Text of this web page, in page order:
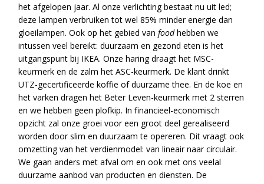
het afgelopen jaar. Al onze verlichting bestaat nu uit led;
deze lampen verbruiken tot wel 85% minder energie dan
gloeilampen. Ook op het gebied vanfoodhebben we
intussen veel bereikt: duurzaam en gezond eten is het
uitgangspunt bij IKEA. Onze haring draagt het MSC-
keurmerk en de zalm het ASC-keurmerk. De klant drinkt
UTZ-gecertificeerde koffie of duurzame thee. En de koe en
het varken dragen het Beter Leven-keurmerk met 2 sterren
en we hebben geen plofkip. In financieel-economisch
opzicht zal onze groei voor een groot deel gerealiseerd
worden door slim en duurzaam te opereren. Dit vraagt ook
omzetting van het verdienmodel: van lineair naar circulair.
We gaan anders met afval om en ook met ons veelal
duurzame aanbod van producten en diensten. De